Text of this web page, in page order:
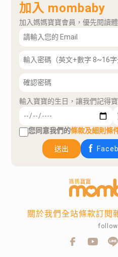
加入 mombaby
加入媽媽寶寶會員，優先閱讀
輸入寶寶的生日，讓我們記得
您同意我們的條款及細則條
送出
關於我們全站條款訂閱